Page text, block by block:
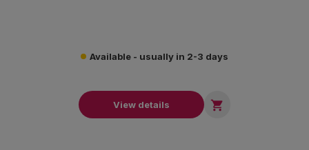
Available - usually in 2-3 days
View details 